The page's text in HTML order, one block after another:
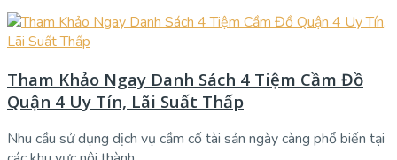
Tham Khảo Ngay Danh Sách 4 Tiệm Cầm Đồ
Quận 4 Uy Tín, Lãi Suất Thấp
Nhu cầu sử dụng dịch vụ cầm cố tài sản ngày càng phổ biến tại